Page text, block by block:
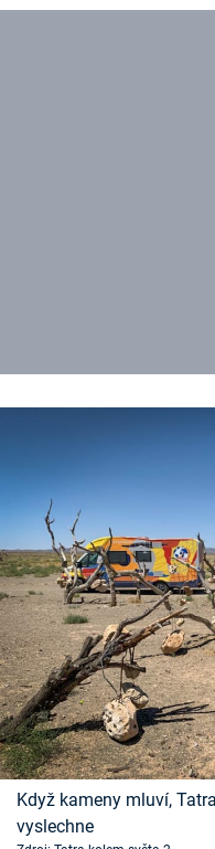
Když kameny mluví,
vyslechne